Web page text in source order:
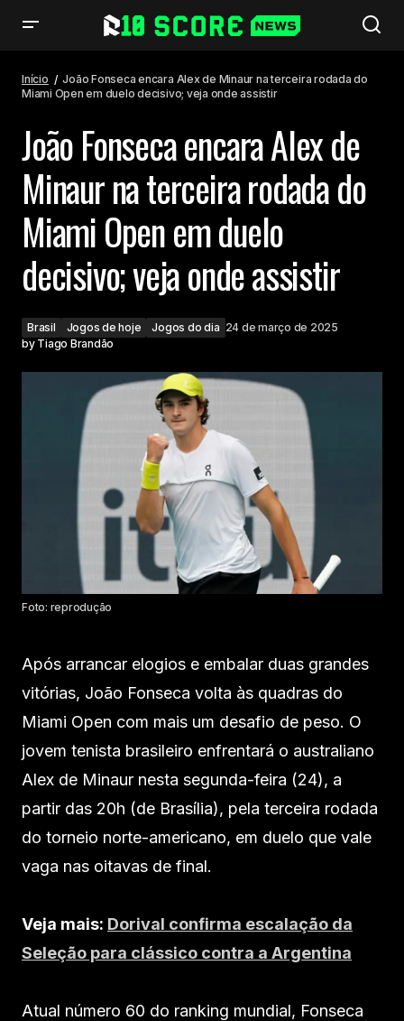
em duelo decisivo; veja onde assistir
Início
João Fonseca encara Alex de Minaur na terceira rodada do
Miami Open em duelo decisivo; veja onde assistir
João Fonseca encara Alex de
Minaur na terceira rodada do
Miami Open em duelo
decisivo; veja onde assistir
Brasil Jogos de hoje Jogos do dia 24 de março de 2025
by Tiago Brandão
Foto: reprodução
Após arrancar elogios e embalar duas grandes
vitórias, João Fonseca volta às quadras do
Miami Open com mais um desafio de peso. O
jovem tenista brasileiro enfrentará o australiano
Alex de Minaur nesta segunda-feira (24), a
partir das 20h (de Brasília), pela terceira rodada
do torneio norte-americano, em duelo que vale
vaga nas oitavas de final.
Veja mais: Dorival confirma escalação da
Seleção para clássico contra a Argentina
Atual número 60 do ranking mundial, Fonseca